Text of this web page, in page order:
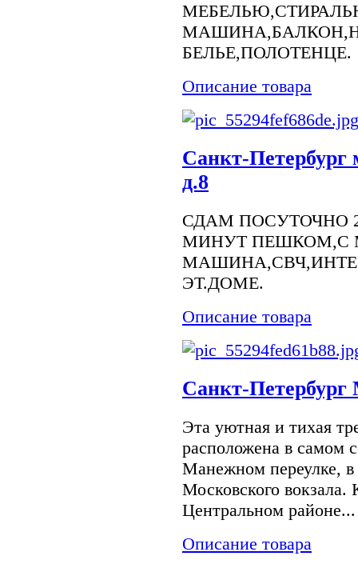
БЕЛЬЕ,ПОЛОТЕНЦЕ.
Описание товара
Санкт-Петербург
д.8
СДАМ ПОСУТОЧНО
МИНУТ ПЕШКОМ,С
ЭТ.ДОМЕ.
Описание товара
Санкт-
Эта уютная и тихая
расположена в самом
Манежном переулке, в
Московского вокзала.
Центральном районе...
Описание товара